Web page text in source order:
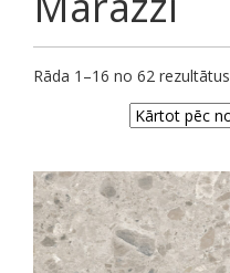
Rāda 1–16 no 62 rezultātus